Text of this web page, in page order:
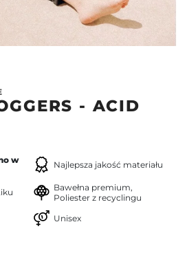
- ACID
w
Najlepsza jakość materiału
Bawełna premium,
Poliester z recyclingu
Unisex